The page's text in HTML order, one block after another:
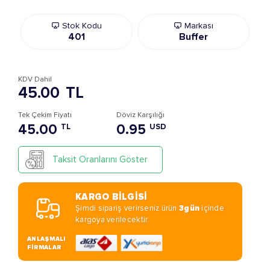
Stok Kodu
401
Markası
Buffer
45.00 TL
KDV Dahil
Tek Çekim Fiyatı
45.00 TL
Döviz Karşılığı
0.95 USD
Taksit Oranlarını Göster
KARGO BİLGİSİ
Şimdi sipariş verirseniz ürün 3güniçinde
kargoya verilecektir.
ANLAŞMALI
FİRMALAR